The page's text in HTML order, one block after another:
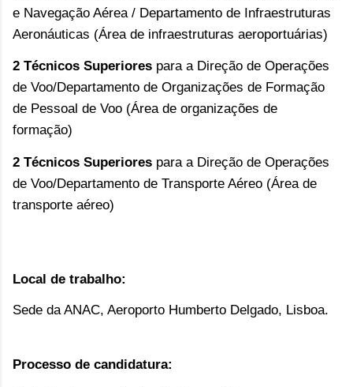
e Navegação Aérea / Departamento de Infraestruturas
Aeronáuticas (Área de infraestruturas aeroportuárias)
2 Técnicos Superiores para a Direção de Operações
de Voo/Departamento de Organizações de Formação
de Pessoal de Voo (Área de organizações de
formação)
2 Técnicos Superiores para a Direção de Operações
de Voo/Departamento de Transporte Aéreo (Área de
transporte aéreo)
Local de trabalho:
Sede da ANAC, Aeroporto Humberto Delgado, Lisboa.
Processo de candidatura: